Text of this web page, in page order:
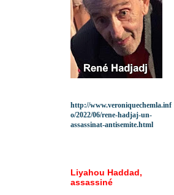
http://www.veroniquechemla.inf
o/2022/06/rene-hadjaj-un-
assassinat-antisemite.html
Liyahou Haddad,
assassiné